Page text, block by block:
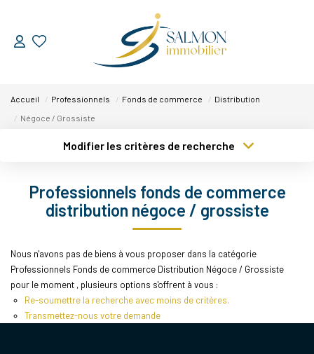
ESTIMER
Nos Services
ACHETER
LOUER
NOUS DÉCOUVRIR
Accueil Professionnels Fonds de commerce
Distribution
Négoce / Grossiste
Modifier les critères de recherche
Sélectionnez...
Type de bien
Surface min
Créer une alerte
Professionnels fonds de commerce
distribution négoce / grossiste
Nous n'avons pas de biens à vous proposer dans la catégorie
Professionnels Fonds de commerce Distribution Négoce / Grossiste
pour le moment , plusieurs options s'offrent à vous :
Re-soumettre la recherche avec moins de critères.
Transmettez-nous votre demande